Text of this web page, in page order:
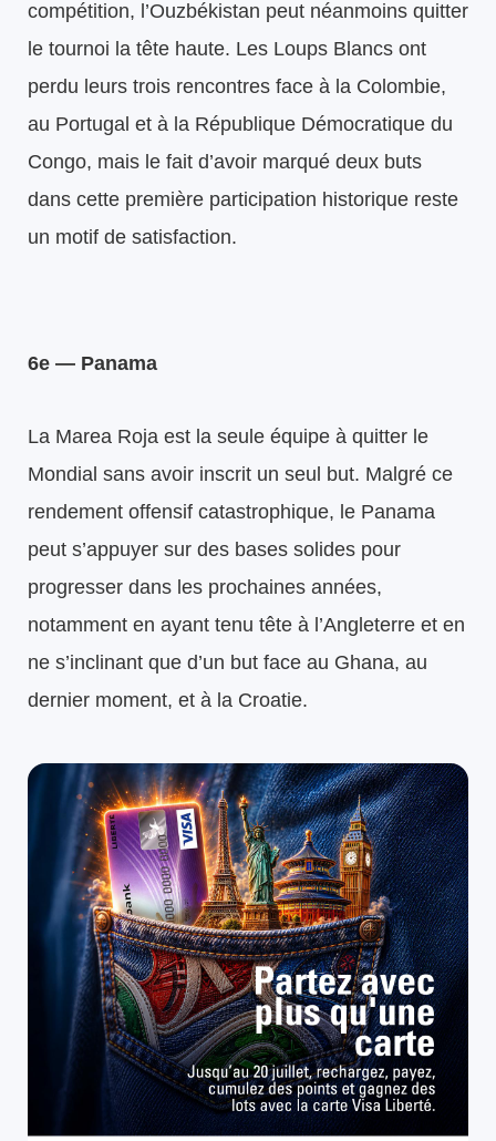
compétition, l’Ouzbékistan peut néanmoins quitter
le tournoi la tête haute. Les Loups Blancs ont
perdu leurs trois rencontres face à la Colombie,
au Portugal et à la République Démocratique du
Congo, mais le fait d’avoir marqué deux buts
dans cette première participation historique reste
un motif de satisfaction.
6e — Panama
La Marea Roja est la seule équipe à quitter le
Mondial sans avoir inscrit un seul but. Malgré ce
rendement offensif catastrophique, le Panama
peut s’appuyer sur des bases solides pour
progresser dans les prochaines années,
notamment en ayant tenu tête à l’Angleterre et en
ne s’inclinant que d’un but face au Ghana, au
dernier moment, et à la Croatie.